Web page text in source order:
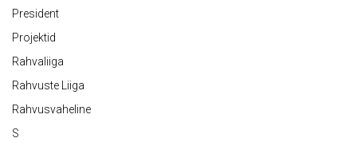
President
Projektid
Rahvaliiga
Rahvuste Liiga
Rahvusvaheline
S